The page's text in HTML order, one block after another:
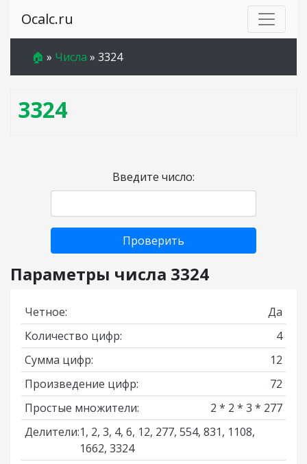
Ocalc.ru
🏠 » Числа » 3324
3324
Введите число:
Проверить
Параметры числа 3324
Четное:
Да
Количество цифр:
4
Сумма цифр:
12
Произведение цифр:
72
Простые множители:
2 * 2 * 3 * 277
Делители:1, 2, 3, 4, 6, 12, 277, 554, 831, 1108,
1662, 3324